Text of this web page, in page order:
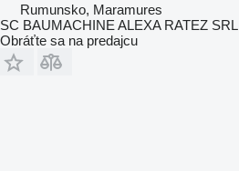
Rumunsko, Maramures
SC BAUMACHINE ALEXA RATEZ SRL
Obráťte sa na predajcu